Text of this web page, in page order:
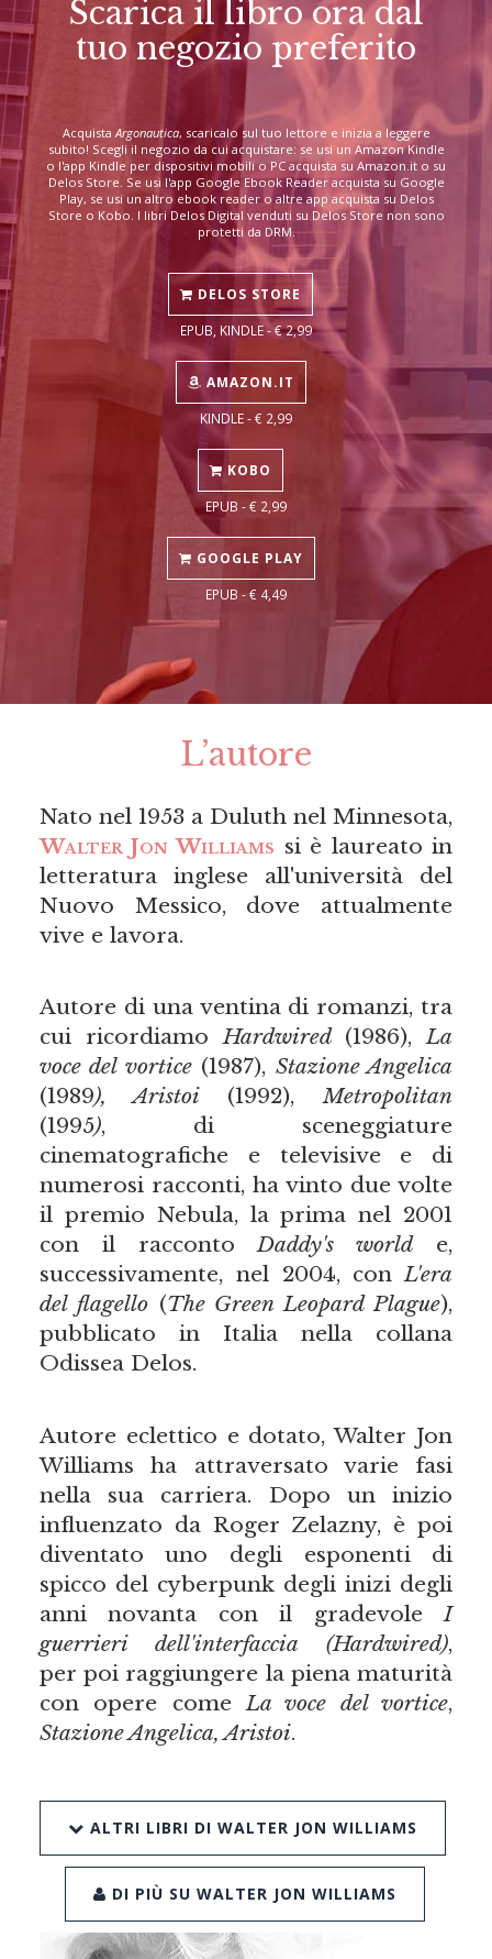
Scarica il libro ora dal
tuo negozio preferito
Acquista Argonautica, scaricalo sul tuo lettore e inizia a leggere
subito! Scegli il negozio da cui acquistare: se usi un Amazon Kindle
o l'app Kindle per dispositivi mobili o PC acquista su Amazon.it o su
Delos Store. Se usi l'app Google Ebook Reader acquista su Google
Play, se usi un altro ebook reader o altre app acquista su Delos
Store o Kobo. I libri Delos Digital venduti su Delos Store non sono
protetti da DRM.
DELOS STORE
EPUB, KINDLE - € 2,99
AMAZON.IT
KINDLE - € 2,99
KOBO
EPUB - € 2,99
GOOGLE PLAY
EPUB - € 4,49
L’autore
Nato nel 1953 a Duluth nel Minnesota,
Walter Jon Williams si è laureato in
letteratura inglese all'università del
Nuovo Messico, dove attualmente
vive e lavora.
Autore di una ventina di romanzi, tra
cui ricordiamoHardwired(1986),La
voce del vortice(1987), Stazione Angelica
(1989), Aristoi(1992),Metropolitan
(1995), di sceneggiature
cinematografiche e televisive e di
numerosi racconti, ha vinto due volte
il premio Nebula, la prima nel 2001
con il raccontoDaddy's worlde,
successivamente, nel 2004, con L'era
del flagello(The Green Leopard Plague),
pubblicato in Italia nella collana
Odissea Delos.
Autore eclettico e dotato, Walter Jon
Williams ha attraversato varie fasi
nella sua carriera. Dopo un inizio
influenzato da Roger Zelazny, è poi
diventato uno degli esponenti di
spicco del cyberpunk degli inizi degli
anni novanta con il gradevole I
guerrieri dell'interfaccia
(Hardwired),
per poi raggiungere la piena maturità
con opere come La voce del vortice,
Stazione Angelica, Aristoi.
ALTRI LIBRI DI WALTER JON WILLIAMS
DI PIÙ SU WALTER JON WILLIAMS